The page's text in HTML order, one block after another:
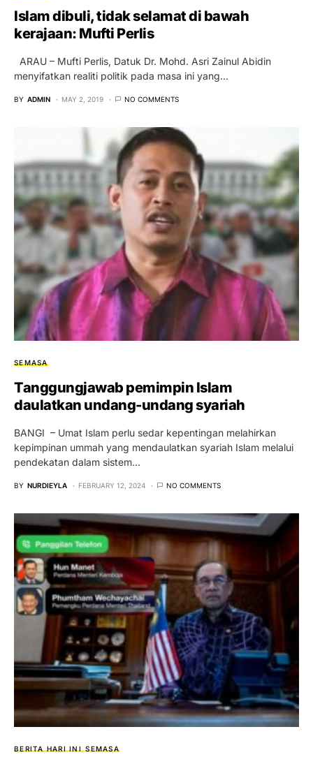
Islam dibuli, tidak selamat di bawah
kerajaan: Mufti Perlis
ARAU – Mufti Perlis, Datuk Dr. Mohd. Asri Zainul Abidin
menyifatkan realiti politik pada masa ini yang…
BY ADMIN MAY 2, 2019 NO COMMENTS
SEMASA
Tanggungjawab pemimpin Islam
daulatkan undang-undang syariah
BANGI – Umat Islam perlu sedar kepentingan melahirkan
kepimpinan ummah yang mendaulatkan syariah Islam melalui
pendekatan dalam sistem…
BY NURDIEYLA FEBRUARY 12, 2024 NO COMMENTS
BERITA HARI INI SEMASA